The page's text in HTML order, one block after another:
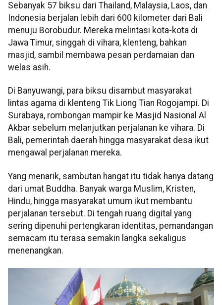
Sebanyak 57 biksu dari Thailand, Malaysia, Laos, dan
Indonesia berjalan lebih dari 600 kilometer dari Bali
menuju Borobudur. Mereka melintasi kota-kota di
Jawa Timur, singgah di vihara, klenteng, bahkan
masjid, sambil membawa pesan perdamaian dan
welas asih.
Di Banyuwangi, para biksu disambut masyarakat
lintas agama di klenteng Tik Liong Tian Rogojampi. Di
Surabaya, rombongan mampir ke Masjid Nasional Al
Akbar sebelum melanjutkan perjalanan ke vihara. Di
Bali, pemerintah daerah hingga masyarakat desa ikut
mengawal perjalanan mereka.
Yang menarik, sambutan hangat itu tidak hanya datang
dari umat Buddha. Banyak warga Muslim, Kristen,
Hindu, hingga masyarakat umum ikut membantu
perjalanan tersebut. Di tengah ruang digital yang
sering dipenuhi pertengkaran identitas, pemandangan
semacam itu terasa semakin langka sekaligus
menenangkan.